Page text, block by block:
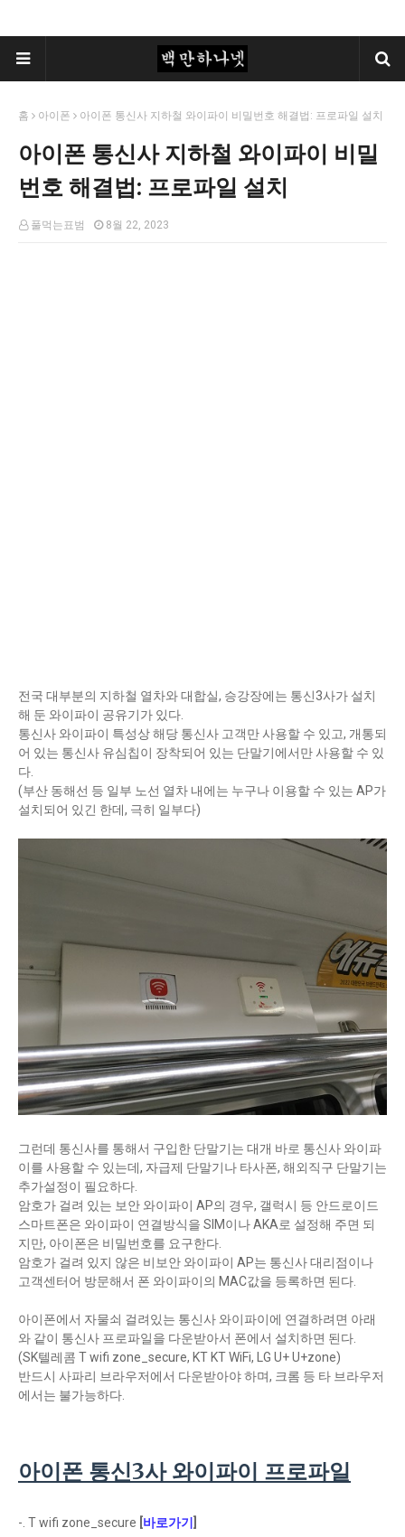
홈 아이폰 아이폰 통신사 지하철 와이파이 비밀번호 해결법: 프로파일 설치
아이폰 통신사 지하철 와이파이 비밀
번호 해결법: 프로파일 설치
풀먹는표범 8월 22, 2023
전국 대부분의 지하철 열차와 대합실, 승강장에는 통신3사가 설치
해 둔 와이파이 공유기가 있다.
통신사 와이파이 특성상 해당 통신사 고객만 사용할 수 있고, 개통되
어 있는 통신사 유심칩이 장착되어 있는 단말기에서만 사용할 수 있
다.
(부산 동해선 등 일부 노선 열차 내에는 누구나 이용할 수 있는 AP가
설치되어 있긴 한데, 극히 일부다)
그런데 통신사를 통해서 구입한 단말기는 대개 바로 통신사 와이파
이를 사용할 수 있는데, 자급제 단말기나 타사폰, 해외직구 단말기는
추가설정이 필요하다.
암호가 걸려 있는 보안 와이파이 AP의 경우, 갤럭시 등 안드로이드
스마트폰은 와이파이 연결방식을 SIM이나 AKA로 설정해 주면 되
지만, 아이폰은 비밀번호를 요구한다.
암호가 걸려 있지 않은 비보안 와이파이 AP는 통신사 대리점이나
고객센터어 방문해서 폰 와이파이의 MAC값을 등록하면 된다.
아이폰에서 자물쇠 걸려있는 통신사 와이파이에 연결하려면 아래
와 같이 통신사 프로파일을 다운받아서 폰에서 설치하면 된다.
(SK텔레콤 T wifi zone_secure, KT KT WiFi, LG U+ U+zone)
반드시 사파리 브라우저에서 다운받아야 하며, 크롬 등 타 브라우저
에서는 불가능하다.
아이폰 통신3사 와이파이 프로파일
-. T wifi zone_secure 바로가기